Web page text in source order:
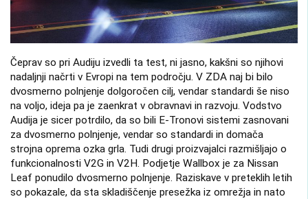
Čeprav so pri Audiju izvedli ta test, ni jasno, kakšni so njihovi
nadaljnji načrti v Evropi na tem področju. V ZDA naj bi bilo
dvosmerno polnjenje dolgoročen cilj, vendar standardi še niso
na voljo, ideja pa je zaenkrat v obravnavi in razvoju. Vodstvo
Audija je sicer potrdilo, da so bili E-Tronovi sistemi zasnovani
za dvosmerno polnjenje, vendar so standardi in domača
strojna oprema ozka grla. Tudi drugi proizvajalci razmišljajo o
funkcionalnosti V2G in V2H. Podjetje Wallbox je za Nissan
Leaf ponudilo dvosmerno polnjenje. Raziskave v preteklih letih
so pokazale, da sta skladiščenje presežka iz omrežja in nato